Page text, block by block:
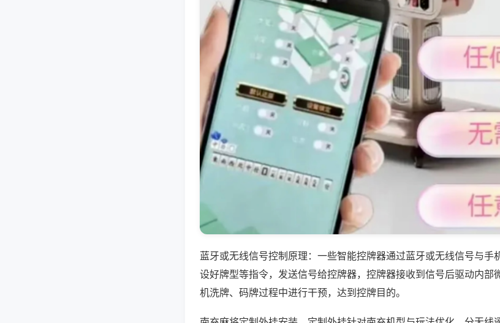
蓝牙或无线信号控制原理：一些智能控牌器通过蓝牙或无线信号与手
设好牌型等指令，发送信号给控牌器，控牌器接收到信号后驱动内部
机洗牌、码牌过程中进行干预，达到控牌目的。